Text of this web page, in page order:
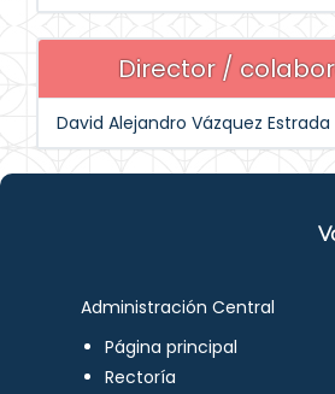
Director /
David Alejandro Vázquez Estrada
Administración Central
Página principal
Rectoría